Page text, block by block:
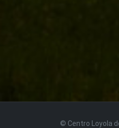
© Centro Loyola